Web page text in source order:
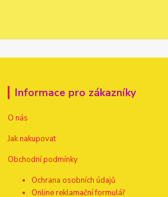
Informace pro zákazníky
O nás
Jak nakupovat
Obchodní podmínky
Ochrana osobních údajů
Online reklamační formulář